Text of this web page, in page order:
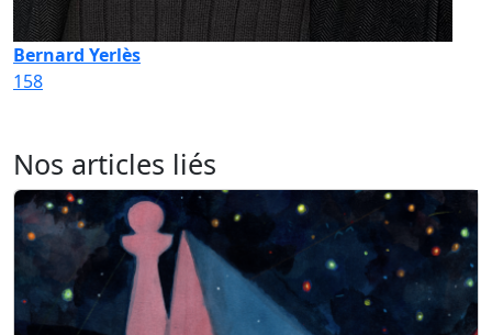
Bernard Yerlès
158
Nos articles liés